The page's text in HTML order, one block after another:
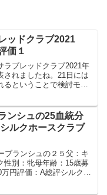
ッドクラブ2021
価１
ラブレッドクラブ2021年
されましたね。21日には
ということで検討モー
番号1-8までの募集馬の血
ンシュの25血統分
ルクホースクラブ
ブランシュの２５父：キ
性別：牝母年齢：15歳募
円評価：A総評シルク１